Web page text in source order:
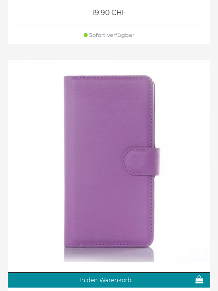
19.90 CHF
Sofort verfügbar
In den Warenkorb